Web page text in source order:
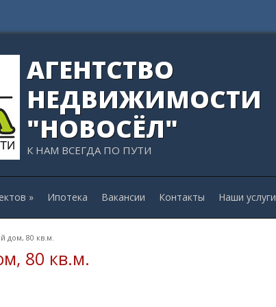
АГЕНТСТВО
НЕДВИЖИМОСТИ
"НОВОСЁЛ"
К НАМ ВСЕГДА ПО ПУТИ
» Ипотека Вакансии Контакты Наши услуги
дом, 80 кв.м.
80 кв.м.